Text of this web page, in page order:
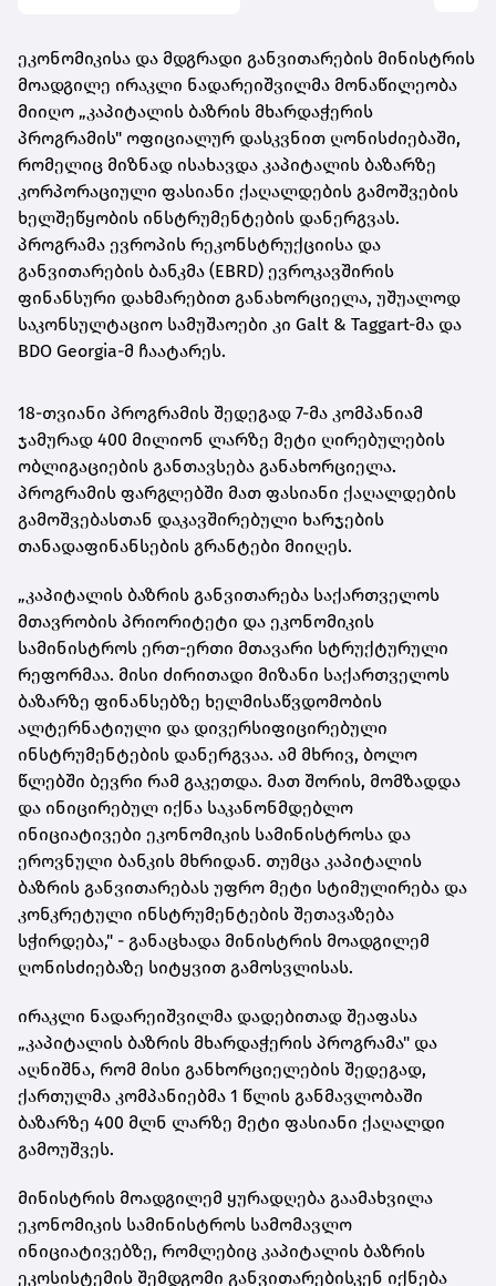
ეკონომიკისა და მდგრადი განვითარების მინისტრის
მოადგილე ირაკლი ნადარეიშვილმა მონაწილეობა
მიიღო „კაპიტალის ბაზრის მხარდაჭერის
პროგრამის" ოფიციალურ დასკვნით ღონისძიებაში,
რომელიც მიზნად ისახავდა კაპიტალის ბაზარზე
კორპორაციული ფასიანი ქაღალდების გამოშვების
ხელშეწყობის ინსტრუმენტების დანერგვას.
პროგრამა ევროპის რეკონსტრუქციისა და
განვითარების ბანკმა (EBRD) ევროკავშირის
ფინანსური დახმარებით განახორციელა, უშუალოდ
საკონსულტაციო სამუშაოები კი Galt & Taggart-მა და
BDO Georgia-მ ჩაატარეს.
18-თვიანი პროგრამის შედეგად 7-მა კომპანიამ
ჯამურად 400 მილიონ ლარზე მეტი ღირებულების
ობლიგაციების განთავსება განახორციელა.
პროგრამის ფარგლებში მათ ფასიანი ქაღალდების
გამოშვებასთან დაკავშირებული ხარჯების
თანადაფინანსების გრანტები მიიღეს.
„კაპიტალის ბაზრის განვითარება საქართველოს
მთავრობის პრიორიტეტი და ეკონომიკის
სამინისტროს ერთ-ერთი მთავარი სტრუქტურული
რეფორმაა. მისი ძირითადი მიზანი საქართველოს
ბაზარზე ფინანსებზე ხელმისაწვდომობის
ალტერნატიული და დივერსიფიცირებული
ინსტრუმენტების დანერგვაა. ამ მხრივ, ბოლო
წლებში ბევრი რამ გაკეთდა. მათ შორის, მომზადდა
და ინიცირებულ იქნა საკანონმდებლო
ინიციატივები ეკონომიკის სამინისტროსა და
ეროვნული ბანკის მხრიდან. თუმცა კაპიტალის
ბაზრის განვითარებას უფრო მეტი სტიმულირება და
კონკრეტული ინსტრუმენტების შეთავაზება
სჭირდება," - განაცხადა მინისტრის მოადგილემ
ღონისძიებაზე სიტყვით გამოსვლისას.
ირაკლი ნადარეიშვილმა დადებითად შეაფასა
„კაპიტალის ბაზრის მხარდაჭერის პროგრამა" და
აღნიშნა, რომ მისი განხორციელების შედეგად,
ქართულმა კომპანიებმა 1 წლის განმავლობაში
ბაზარზე 400 მლნ ლარზე მეტი ფასიანი ქაღალდი
გამოუშვეს.
მინისტრის მოადგილემ ყურადღება გაამახვილა
ეკონომიკის სამინისტროს სამომავლო
ინიციატივებზე, რომლებიც კაპიტალის ბაზრის
ეკოსისტემის შემდგომი განვითარებისკენ იქნება